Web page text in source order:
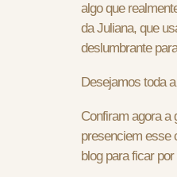
algo que
da Juliana, que
deslumbrante
Desejamos toda
Confiram agora a
presenciem esse
blog para ficar